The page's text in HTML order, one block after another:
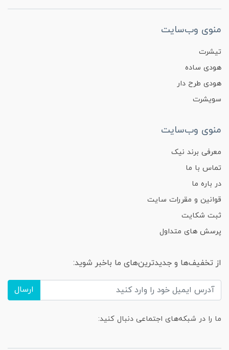
منوی وب‌سایت
تیشرت
هودی ساده
هودی طرح دار
سویشرت
منوی وب‌سایت
معرفی برند نیک
تماس با ما
در باره ما
قوانین و مقررات سایت
ثبت شکایت
پرسش های متداول
از تخفیف‌ها و جدیدترین‌های ما باخبر شوید:
ارسال
ما را در شبکه‌های اجتماعی دنبال کنید: